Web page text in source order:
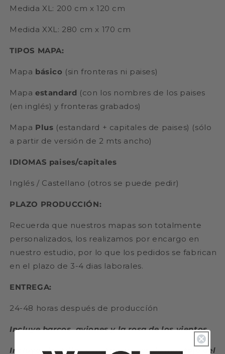
Medida XL: 200 cm x 120 cm
Medida XXL: 280 cm x 170 cm
TIPOS MAPA:
Mapa básico (sin fronteras ni paises)
Mapa estandard (con los nombres de los paises
(en inglés) y fronteras grabados)
Mapa Plus (estandard + capitales de paises) (sólo
a partir de versión de 2 mts ancho)
IDIOMAS paises/capitales
Inglés / Castellano (otros se puede pedir)
PLAZO PRODUCCIÓN:
Recuerda que nuestros mapas son totalmente
personalizados, los realizamos por encargo en
nuestro estudio, por lo que los pedidos se fabrican
en el plazo de 3-4 dias laborales.
ENTREGA:
24-48 horas después de produccíón
Incluye barcos, aviones y la rosa de los vientos
Incluye plantillas e instrucciones de montaje del